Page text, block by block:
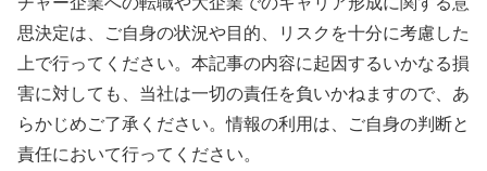
思決定は、ご自身の状況や目的、リスクを十分に考慮した
上で行ってください。本記事の内容に起因するいかなる損
害に対しても、当社は一切の責任を負いかねますので、あ
らかじめご了承ください。情報の利用は、ご自身の判断と
責任において行ってください。